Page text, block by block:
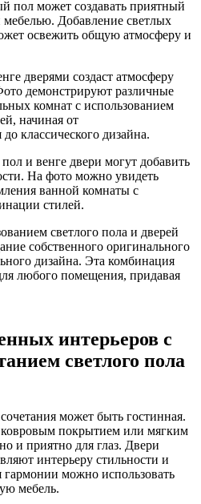
пол может создавать приятный
мебелью. Добавление светлых
освежить общую атмосферу и
дверями создаст атмосферу
демонстрируют различные
комнат с использованием
начиная от
классического дизайна.
и венге двери могут добавить
На фото можно увидеть
ванной комнаты с
стилей.
светлого пола и дверей
собственного оригинального
дизайна. Эта комбинация
любого помещения, придавая
интерьеров с
светлого пола
может быть гостинная.
покрытием или мягким
и приятно для глаз. Двери
интерьеру стильности и
гармонии можно использовать
мебель.